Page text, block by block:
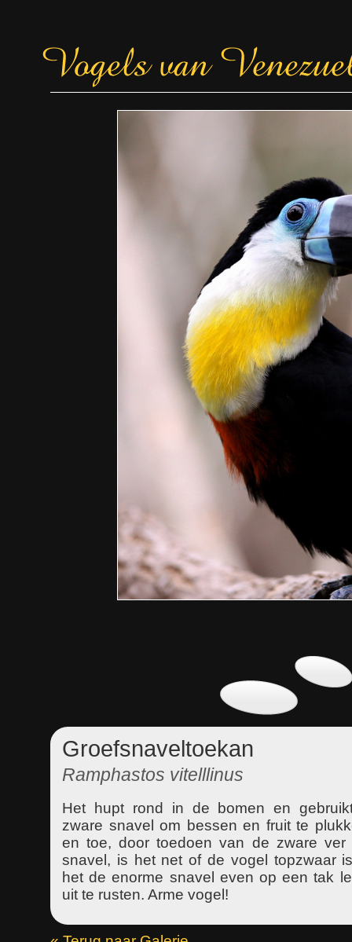
Groefsnaveltoekan
Ramphastos vitelllinus
Het hupt rond in de bomen en
zware snavel om bessen en fruit te
en toe, door toedoen van de zware ver
snavel, is het net of de vogel topzwaar
het de enorme snavel even op een tak
uit te rusten. Arme vogel!